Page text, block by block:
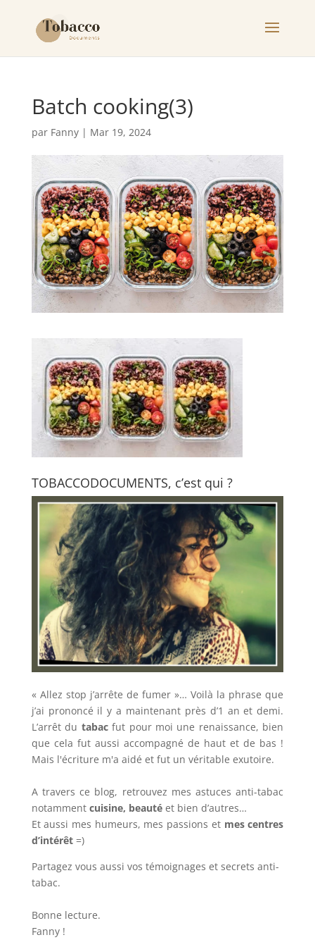
Batch cooking(3)
par Fanny| Mar 19, 2024
TOBACCODOCUMENTS, c’est qui ?
« Allez stop j’arrête de fumer »… Voilà la phrase que
j’ai prononcé il y a maintenant près d’1 an et demi.
L’arrêt du tabacfut pour moi une renaissance, bien
que cela fut aussi accompagné de haut et de bas !
Mais l'écriture m'a aidé et fut un véritable exutoire.
A travers ce blog, retrouvez mes astuces anti-tabac
notamment cuisine, beautéet bien d’autres…
Et aussi mes humeurs, mes passions et mes centres
d’intérêt=)
Partagez vous aussi vos témoignages et secrets anti-
tabac.
Bonne lecture.
Fanny !